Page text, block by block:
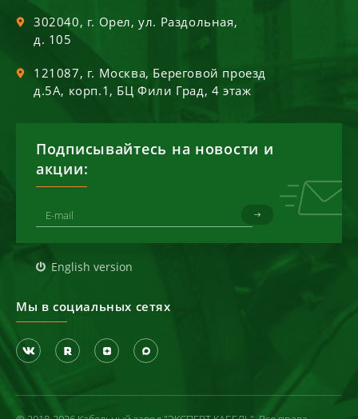
302040, г. Орел,ул. Раздольная,
д. 105
121087, г. Москва, Береговой проезд
д.5А, корп.1, БЦ Фили Град, 4 этаж
Подписывайтесь на новости и
акции:
English version
Мы в социальных сетях